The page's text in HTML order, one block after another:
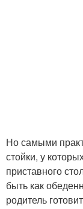
Но самыми
стойки, у
приставного
быть как
родитель